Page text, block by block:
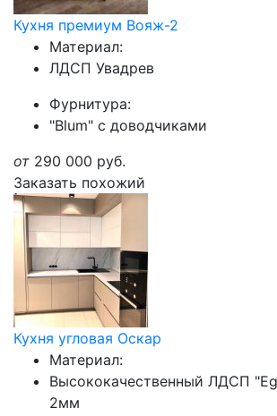
Кухня премиум Вояж-2
Материал:
ЛДСП Увадрев
Фурнитура:
"Blum" с доводчиками
от 290 000 руб.
Заказать похожий
Кухня угловая Оскар
Материал:
Высококачественный ЛДСП
2мм